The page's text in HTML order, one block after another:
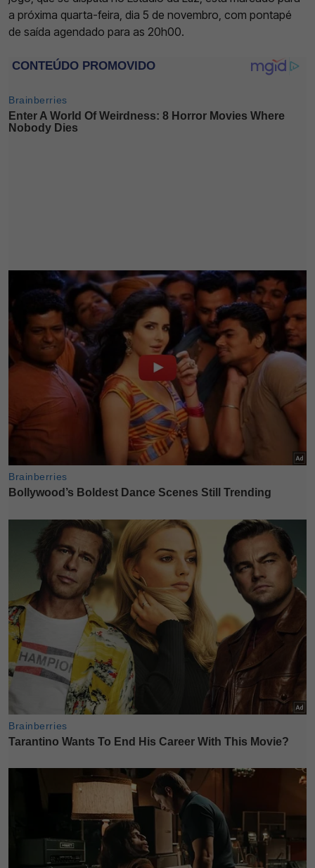
a próxima quarta-feira, dia 5 de novembro, com pontapé
de saída agendado para as 20h00.